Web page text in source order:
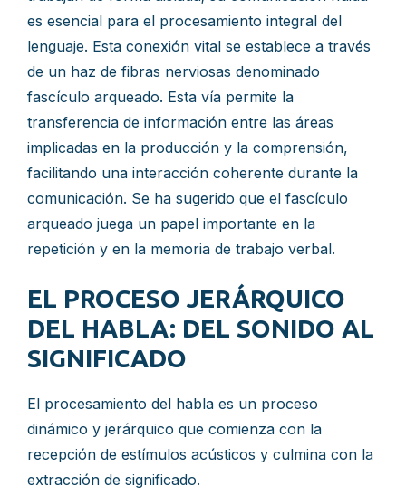
es esencial para el procesamiento integral del
lenguaje. Esta conexión vital se establece a través
de un haz de fibras nerviosas denominado
fascículo arqueado. Esta vía permite la
transferencia de información entre las áreas
implicadas en la producción y la comprensión,
facilitando una interacción coherente durante la
comunicación. Se ha sugerido que el fascículo
arqueado juega un papel importante en la
repetición y en la memoria de trabajo verbal.
EL PROCESO JERÁRQUICO
DEL HABLA: DEL SONIDO AL
SIGNIFICADO
El procesamiento del habla es un proceso
dinámico y jerárquico que comienza con la
recepción de estímulos acústicos y culmina con la
extracción de significado.